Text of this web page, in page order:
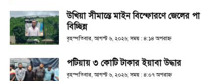
উখিয়া সীমান্তে মাইন বিস্ফোরণে জেলের পা
বিচ্ছিন্ন
বৃহস্পতিবার, আগস্ট ৬, ২০২৬; সময় : ৪:১৪ অপরাহ্ণ
পটিয়ায় ৩ কোটি টাকার ইয়াবা উদ্ধার
বৃহস্পতিবার, আগস্ট ৬, ২০২৬; সময় : ৪:০৭ অপরাহ্ণ